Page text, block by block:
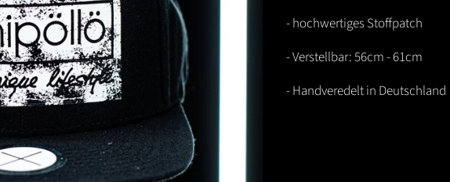
- hochwertiges Stoffpatch
- Verstellbar: 56cm - 61cm
- Handveredelt in Deutschland